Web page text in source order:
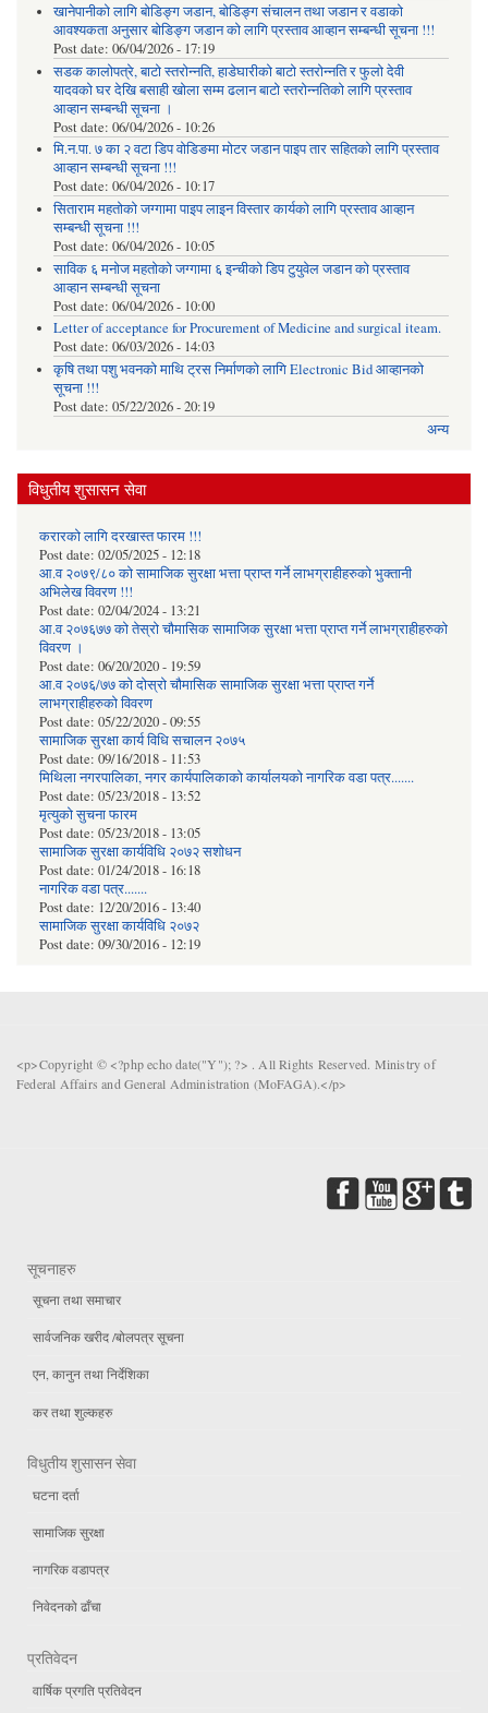
खानेपानीको लागि बोडिङ्ग जडान, बोडिङ्ग संचालन तथा जडान र वडाको
आवश्यकता अनुसार बोडिङ्ग जडान को लागि प्रस्ताव आव्हान सम्बन्धी सूचना !!!
Post date: 06/04/2026 - 17:19
सडक कालोपत्रे, बाटो स्तरोन्नति, हाडेघारीको बाटो स्तरोन्नति र फुलो देवी
यादवको घर देखि बसाही खोला सम्म ढलान बाटो स्तरोन्नतिको लागि प्रस्ताव
आव्हान सम्बन्धी सूचना ।
Post date: 06/04/2026 - 10:26
मि.न.पा. ७ का २ वटा डिप वोडिङमा मोटर जडान पाइप तार सहितको लागि प्रस्ताव
आव्हान सम्बन्धी सूचना !!!
Post date: 06/04/2026 - 10:17
सिताराम महतोको जग्गामा पाइप लाइन विस्तार कार्यको लागि प्रस्ताव आव्हान
सम्बन्धी सूचना !!!
Post date: 06/04/2026 - 10:05
साविक ६ मनोज महतोको जग्गामा ६ इन्चीको डिप टुयुवेल जडान को प्रस्ताव
आव्हान सम्बन्धी सूचना
Post date: 06/04/2026 - 10:00
Letter of acceptance for Procurement of Medicine and surgical iteam.
Post date: 06/03/2026 - 14:03
कृषि तथा पशु भवनको माथि ट्रस निर्माणको लागि Electronic Bid आव्हानको
सूचना !!!
Post date: 05/22/2026 - 20:19
अन्य
विधुतीय शुसासन सेवा
करारको लागि दरखास्त फारम !!!
Post date: 02/05/2025 - 12:18
आ.व २०७९/८० को सामाजिक सुरक्षा भत्ता प्राप्त गर्ने लाभग्राहीहरुको भुक्तानी
अभिलेख विवरण !!!
Post date: 02/04/2024 - 13:21
आ.व २०७६७७ को तेस्रो चौमासिक सामाजिक सुरक्षा भत्ता प्राप्त गर्ने लाभग्राहीहरुको
विवरण ।
Post date: 06/20/2020 - 19:59
आ.व २०७६/७७ को दोस्रो चौमासिक सामाजिक सुरक्षा भत्ता प्राप्त गर्ने
लाभग्राहीहरुको विवरण
Post date: 05/22/2020 - 09:55
सामाजिक सुरक्षा कार्य विधि स‌चालन २०७५
Post date: 09/16/2018 - 11:53
मिथिला नगरपालिका, नगर कार्यपालिकाको कार्यालयकाे नागरिक वडा पत्र.......
Post date: 05/23/2018 - 13:52
मृत्युको सुचना फारम
Post date: 05/23/2018 - 13:05
सामाजिक सुरक्षा कार्यविधि २०७२ स‌शाेधन
Post date: 01/24/2018 - 16:18
नागरिक वडा पत्र.......
Post date: 12/20/2016 - 13:40
सामाजिक सुरक्षा कार्यविधि २०७२
Post date: 09/30/2016 - 12:19
<p>Copyright © <?php echo date("Y"); ?> . All Rights Reserved. Ministry of
Federal Affairs and General Administration (MoFAGA).</p>
सूचनाहरु
सूचना तथा समाचार
सार्वजनिक खरीद /बोलपत्र सूचना
एन, कानुन तथा निर्देशिका
कर तथा शुल्कहरु
विधुतीय शुसासन सेवा
घटना दर्ता
सामाजिक सुरक्षा
नागरिक वडापत्र
निवेदनको ढाँचा
प्रतिवेदन
वार्षिक प्रगति प्रतिवेदन